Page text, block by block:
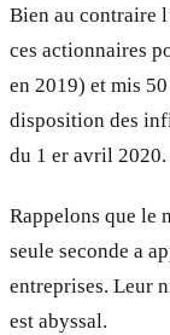
Bien au contraire
ces actionnaires
en 2019) et mis
disposition des
du 1 er avril 2020.
Rappelons que le
seule seconde a
entreprises. Leur
est abyssal.